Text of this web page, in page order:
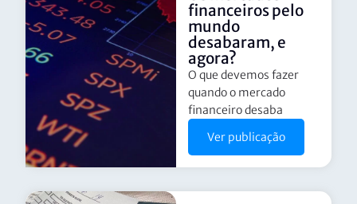
financeiros pelo
mundo
desabaram, e
agora?
O que devemos fazer
quando o mercado
financeiro desaba
Ver publicação